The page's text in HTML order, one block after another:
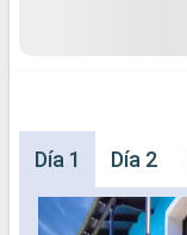
Día 1 Día 2